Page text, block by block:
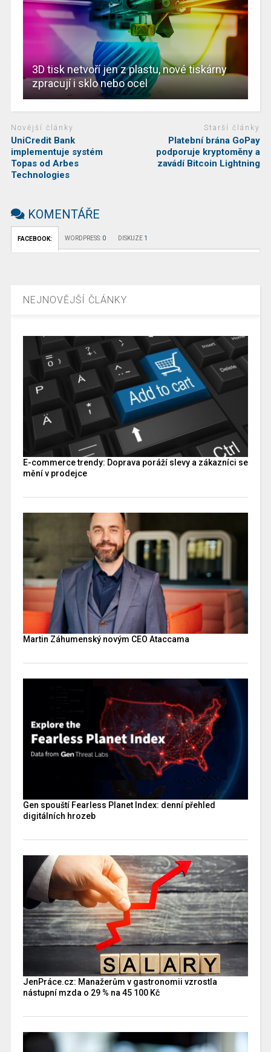
3D tisk netvoří jen z plastu, nové tiskárny
zpracují i sklo nebo ocel
Novější články
UniCredit Bank
implementuje systém
Topas od Arbes
Technologies
Starší články
Platební brána GoPay
podporuje kryptoměny a
zavádí Bitcoin Lightning
KOMENTÁŘE
FACEBOOK: WORDPRESS: 0 DISKUZE 1
NEJNOVĚJŠÍ ČLÁNKY
E-commerce trendy: Doprava poráží slevy a zákazníci se
mění v prodejce
Martin Záhumenský novým CEO Ataccama
Gen spouští Fearless Planet Index: denní přehled
digitálních hrozeb
JenPráce.cz: Manažerům v gastronomii vzrostla
nástupní mzda o 29 % na 45 100 Kč